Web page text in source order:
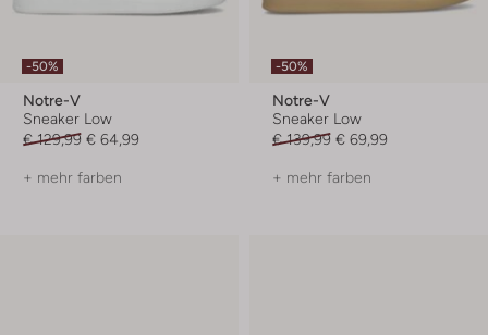
-50%
Notre-V
Sneaker Low
€ 129,99 € 64,99
+ mehr farben
-50%
Notre-V
Sneaker Low
€ 139,99 € 69,99
+ mehr farben